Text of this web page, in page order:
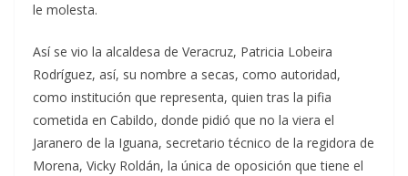
le molesta.
Así se vio la alcaldesa de Veracruz, Patricia Lobeira
Rodríguez, así, su nombre a secas, como autoridad,
como institución que representa, quien tras la pifia
cometida en Cabildo, donde pidió que no la viera el
Jaranero de la Iguana, secretario técnico de la regidora de
Morena, Vicky Roldán, la única de oposición que tiene el